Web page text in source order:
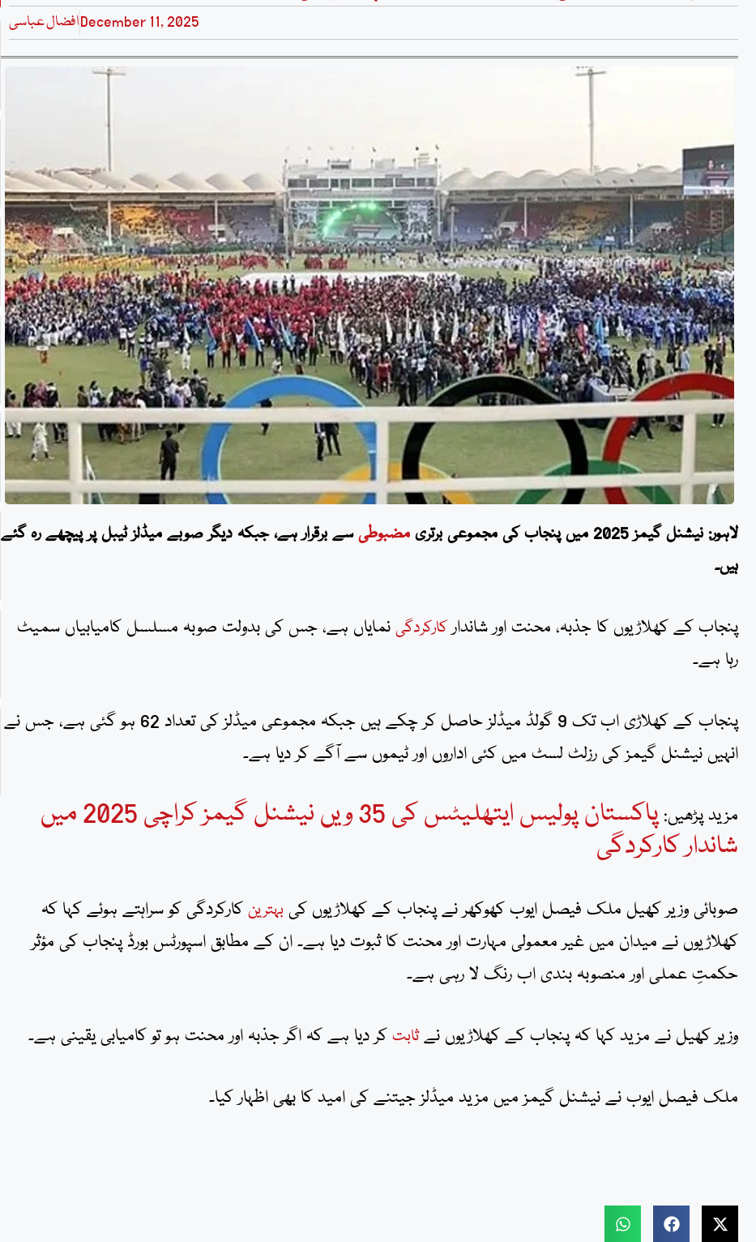
افضال عباسیDecember 11, 2025
لاہور: نیشنل گیمز 2025 میں پنجاب کی مجموعی برتری مضبوطیسے برقرار ہے، جبکہ دیگر صوبے میڈلز ٹیبل پر پیچھے رہ گئے
ہیں۔
پنجاب کے کھلاڑیوں کا جذبہ، محنت اور شاندارکارکردگی نمایاں ہے، جس کی بدولت صوبہ مسلسل کامیابیاں سمیٹ
رہا ہے۔
پنجاب کے کھلاڑی اب تک 9 گولڈ میڈلز حاصل کر چکے ہیں جبکہ مجموعی میڈلز کی تعداد 62 ہو گئی ہے، جس نے
انہیں نیشنل گیمز کی رزلٹ لسٹ میں کئی اداروں اور ٹیموں سے آگے کر دیا ہے۔
مزید پڑھیں:
پاکستان پولیس ایتھلیٹس کی 35 ویں نیشنل گیمز کراچی 2025 میں
شاندار کارکردگی
صوبائی وزیر کھیل ملک فیصل ایوب کھوکھر نے پنجاب کے کھلاڑیوں کی بہترین کارکردگی کو سراہتے ہوئے کہا کہ
کھلاڑیوں نے میدان میں غیر معمولی مہارت اور محنت کا ثبوت دیا ہے۔ ان کے مطابق اسپورٹس بورڈ پنجاب کی مؤثر
حکمتِ عملی اور منصوبہ بندی اب رنگ لا رہی ہے۔
وزیر کھیل نے مزید کہا کہ پنجاب کے کھلاڑیوں نےثابت کر دیا ہے کہ اگر جذبہ اور محنت ہو تو کامیابی یقینی ہے۔
ملک فیصل ایوب نے نیشنل گیمز میں مزید میڈلز جیتنے کی امید کا بھی اظہار کیا۔